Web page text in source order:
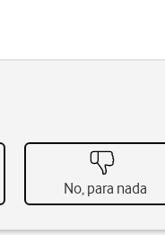
No, para nada